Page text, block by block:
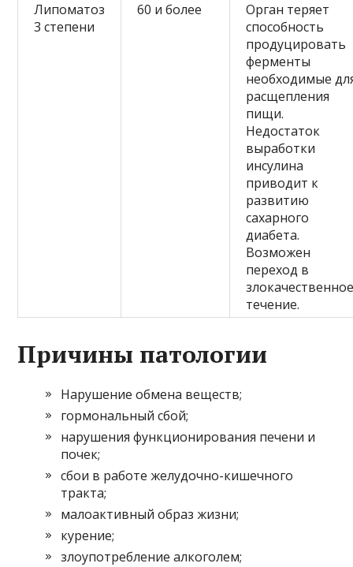
Липоматоз
3 степени
60 и более
Орган теряет
способность
продуцировать
ферменты
необходимые
расщепления
пищи.
Недостаток
выработки
инсулина
приводит к
развитию
сахарного
диабета.
Возможен
переход в
течение.
Причины патологии
Нарушение обмена веществ;
гормональный сбой;
нарушения функционирования печени и
почек;
сбои в работе желудочно-кишечного
тракта;
малоактивный образ жизни;
курение;
злоупотребление алкоголем;